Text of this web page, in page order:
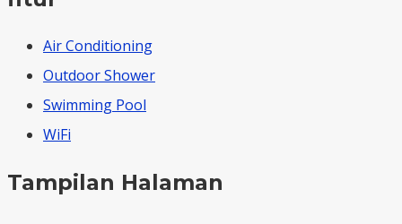
Air Conditioning
Outdoor Shower
Swimming Pool
WiFi
Tampilan Halaman